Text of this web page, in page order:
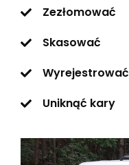
Zezłomować
Skasować
Wyrejestrować
Uniknąć kary